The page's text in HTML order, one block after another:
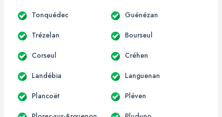
Tonquédec Guénézan
Trézelan Bourseul
Corseul Créhen
Landébia Languenan
Plancoët Pléven